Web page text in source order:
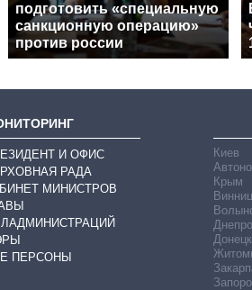
подготовить «специальную
санкционную операцию»
против россии
И ОФИС
РАДА
МИНИСТРОВ
ПЕРСОНЫ
Киев
Крым